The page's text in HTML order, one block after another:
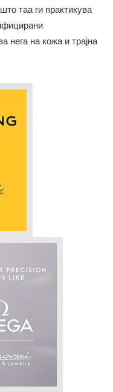
таа ги практикува
нега на кожа и трајна